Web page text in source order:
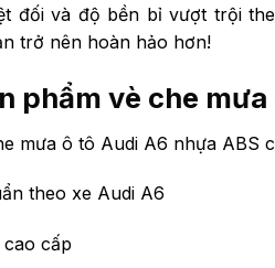
đối và độ bền bỉ vượt trội
trở nên hoàn hảo hơn!
phẩm vè che
mưa ô tô Audi A6 nhựa ABS
theo xe Audi A6
cấp